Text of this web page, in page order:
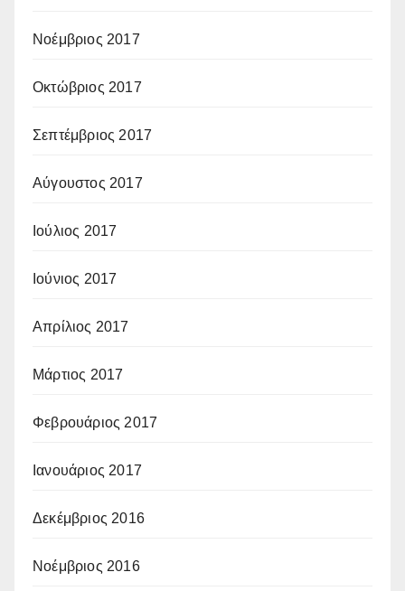
Νοέμβριος 2017
Οκτώβριος 2017
Σεπτέμβριος 2017
Αύγουστος 2017
Ιούλιος 2017
Ιούνιος 2017
Απρίλιος 2017
Μάρτιος 2017
Φεβρουάριος 2017
Ιανουάριος 2017
Δεκέμβριος 2016
Νοέμβριος 2016